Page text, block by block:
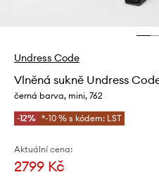
Undress Code
Vlněná sukně Undress
černá barva, mini, 762
-12% *-10 % s kódem: LST
Aktuální cena:
2799 Kč